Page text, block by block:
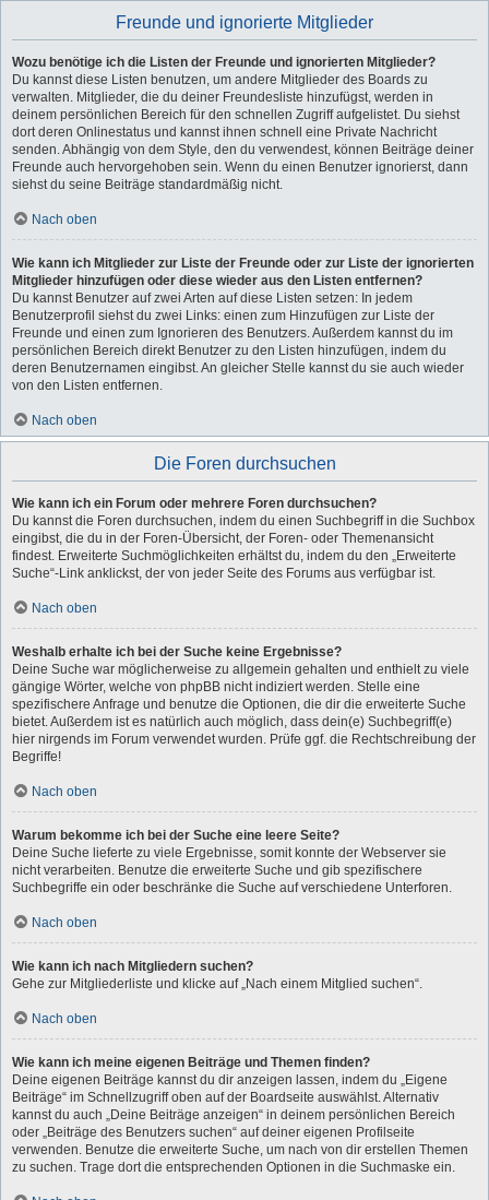
Freunde und ignorierte Mitglieder
Wozu benötige ich die Listen der Freunde und ignorierten Mitglieder?
Du kannst diese Listen benutzen, um andere Mitglieder des Boards zu
verwalten. Mitglieder, die du deiner Freundesliste hinzufügst, werden in
deinem persönlichen Bereich für den schnellen Zugriff aufgelistet. Du siehst
dort deren Onlinestatus und kannst ihnen schnell eine Private Nachricht
senden. Abhängig von dem Style, den du verwendest, können Beiträge deiner
Freunde auch hervorgehoben sein. Wenn du einen Benutzer ignorierst, dann
siehst du seine Beiträge standardmäßig nicht.
Nach oben
Wie kann ich Mitglieder zur Liste der Freunde oder zur Liste der ignorierten
Mitglieder hinzufügen oder diese wieder aus den Listen entfernen?
Du kannst Benutzer auf zwei Arten auf diese Listen setzen: In jedem
Benutzerprofil siehst du zwei Links: einen zum Hinzufügen zur Liste der
Freunde und einen zum Ignorieren des Benutzers. Außerdem kannst du im
persönlichen Bereich direkt Benutzer zu den Listen hinzufügen, indem du
deren Benutzernamen eingibst. An gleicher Stelle kannst du sie auch wieder
von den Listen entfernen.
Nach oben
Die Foren durchsuchen
Wie kann ich ein Forum oder mehrere Foren durchsuchen?
Du kannst die Foren durchsuchen, indem du einen Suchbegriff in die Suchbox
eingibst, die du in der Foren-Übersicht, der Foren- oder Themenansicht
findest. Erweiterte Suchmöglichkeiten erhältst du, indem du den „Erweiterte
Suche“-Link anklickst, der von jeder Seite des Forums aus verfügbar ist.
Nach oben
Weshalb erhalte ich bei der Suche keine Ergebnisse?
Deine Suche war möglicherweise zu allgemein gehalten und enthielt zu viele
gängige Wörter, welche von phpBB nicht indiziert werden. Stelle eine
spezifischere Anfrage und benutze die Optionen, die dir die erweiterte Suche
bietet. Außerdem ist es natürlich auch möglich, dass dein(e) Suchbegriff(e)
hier nirgends im Forum verwendet wurden. Prüfe ggf. die Rechtschreibung der
Begriffe!
Nach oben
Warum bekomme ich bei der Suche eine leere Seite?
Deine Suche lieferte zu viele Ergebnisse, somit konnte der Webserver sie
nicht verarbeiten. Benutze die erweiterte Suche und gib spezifischere
Suchbegriffe ein oder beschränke die Suche auf verschiedene Unterforen.
Nach oben
Wie kann ich nach Mitgliedern suchen?
Gehe zur Mitgliederliste und klicke auf „Nach einem Mitglied suchen“.
Nach oben
Wie kann ich meine eigenen Beiträge und Themen finden?
Deine eigenen Beiträge kannst du dir anzeigen lassen, indem du „Eigene
Beiträge“ im Schnellzugriff oben auf der Boardseite auswählst. Alternativ
kannst du auch „Deine Beiträge anzeigen“ in deinem persönlichen Bereich
oder „Beiträge des Benutzers suchen“ auf deiner eigenen Profilseite
verwenden. Benutze die erweiterte Suche, um nach von dir erstellen Themen
zu suchen. Trage dort die entsprechenden Optionen in die Suchmaske ein.